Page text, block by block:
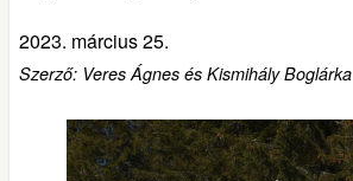
2023. március 25.
Szerző: Veres Ágnes és Kismihály Boglárka